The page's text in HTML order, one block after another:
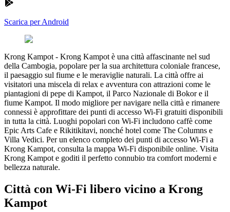
Scarica per Android
Krong Kampot - Krong Kampot è una città affascinante nel sud
della Cambogia, popolare per la sua architettura coloniale francese,
il paesaggio sul fiume e le meraviglie naturali. La città offre ai
visitatori una miscela di relax e avventura con attrazioni come le
piantagioni di pepe di Kampot, il Parco Nazionale di Bokor e il
fiume Kampot. Il modo migliore per navigare nella città e rimanere
connessi è approfittare dei punti di accesso Wi-Fi gratuiti disponibili
in tutta la città. Luoghi popolari con Wi-Fi includono caffè come
Epic Arts Cafe e Rikitikitavi, nonché hotel come The Columns e
Villa Vedici. Per un elenco completo dei punti di accesso Wi-Fi a
Krong Kampot, consulta la mappa Wi-Fi disponibile online. Visita
Krong Kampot e goditi il perfetto connubio tra comfort moderni e
bellezza naturale.
Città con Wi-Fi libero vicino a Krong
Kampot